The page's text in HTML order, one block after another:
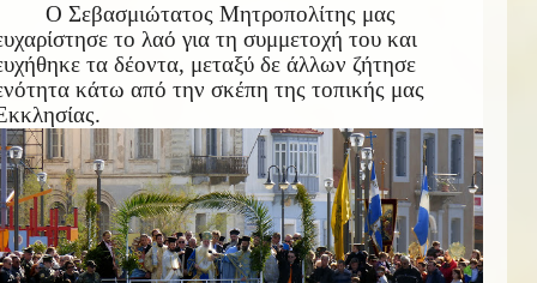
Ο Σεβασμιώτατος Μητροπολίτης μας
το λαό για τη συμμετοχή του και
τα δέοντα, μεταξύ δε άλλων ζήτησε
κάτω από την σκέπη της τοπικής μας